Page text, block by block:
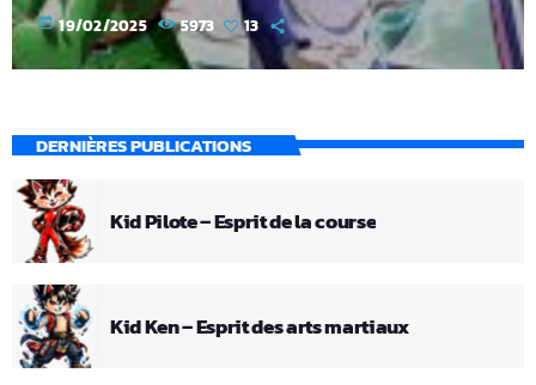
today 19/02/2025 5973 13
DERNIÈRES PUBLICATIONS
Kid Pilote – Esprit de la course
Kid Ken – Esprit des arts martiaux